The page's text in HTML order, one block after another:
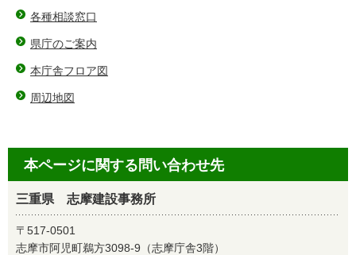
各種相談窓口
県庁のご案内
本庁舎フロア図
周辺地図
本ページに関する問い合わせ先
三重県 志摩建設事務所
〒517-0501
志摩市阿児町鵜方3098-9（志摩庁舎3階）